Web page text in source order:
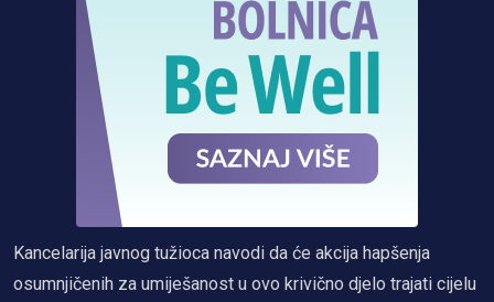
Kancelarija javnog tužioca navodi da će akcija hapšenja
osumnjičenih za umiješanost u ovo krivično djelo trajati cijelu